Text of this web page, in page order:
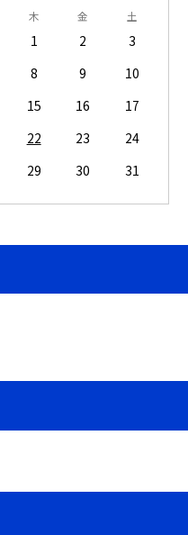
木 金 土
1 2
3
8 9
10
15 16
17
22 23
24
29 30 31